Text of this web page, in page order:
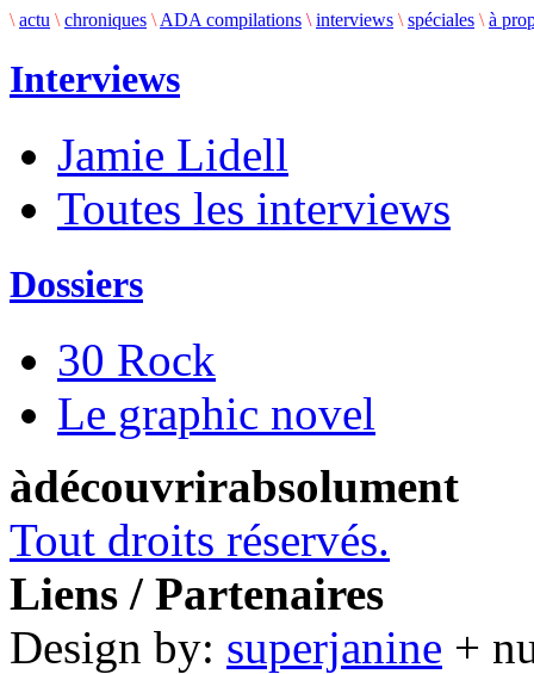
\ actu \ chroniques \ ADA compilations \ interviews \ spéciales \ à
Interviews
Jamie Lidell
Toutes les interviews
Dossiers
30 Rock
Le graphic novel
àdécouvrirabsolument
Tout droits réservés.
Liens / Partenaires
Design by: superjanine +